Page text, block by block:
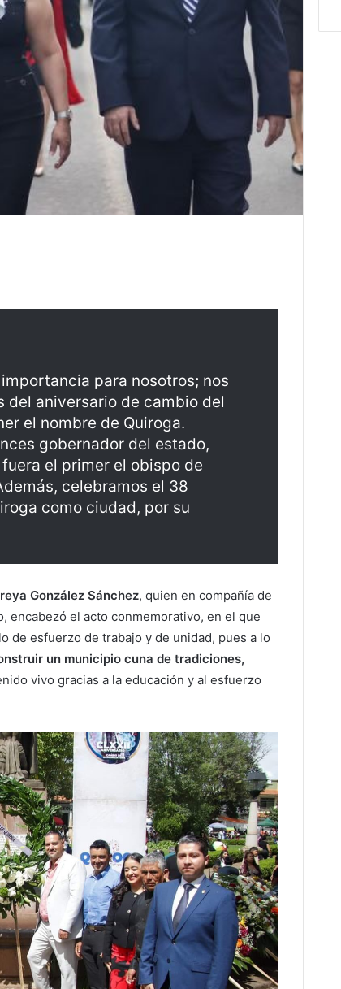
para nosotros; nos
del aniversario de cambio del
el nombre de Quiroga.
gobernador del estado,
el primer el obispo de
celebramos el 38
como ciudad, por su
González Sánchez, quien en compañía de
encabezó el acto conmemorativo, en el que
de esfuerzo de trabajo y de unidad, pues a lo
un municipio cuna de tradiciones,
vivo gracias a la educación y al esfuerzo